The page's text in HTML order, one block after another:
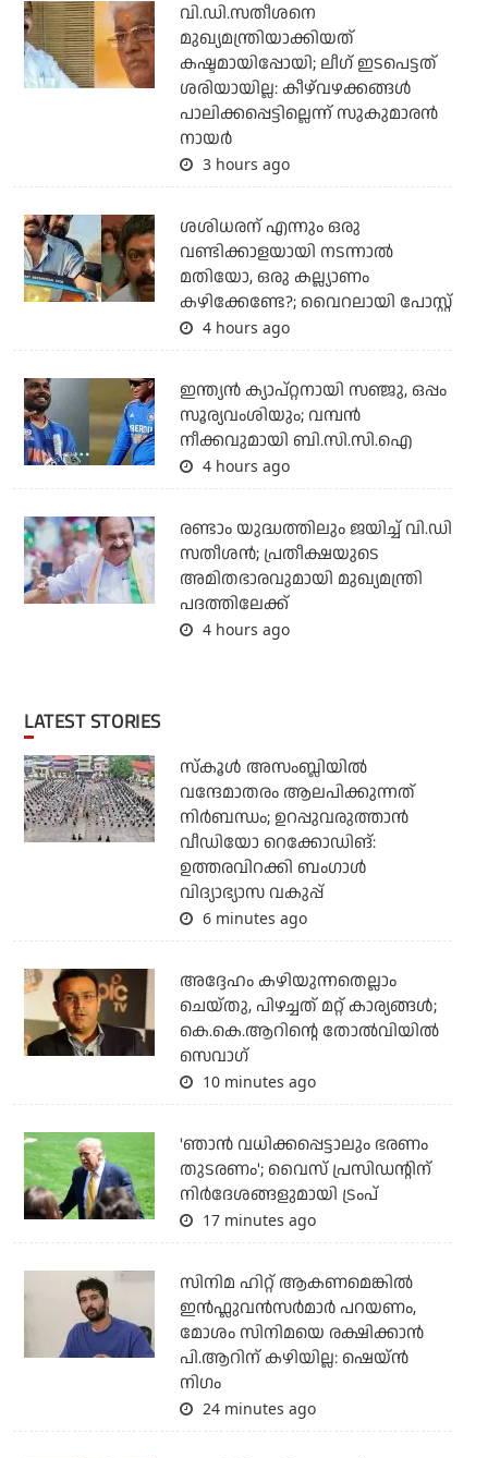
വി.ഡി.സതീശനെ
മുഖ്യമന്ത്രിയാക്കിയത്
കഷ്ടമായിപ്പോയി; ലീഗ് ഇടപെട്ടത്
ശരിയായില്ല: കീഴ്‌വഴക്കങ്ങള്‍
പാലിക്കപ്പെട്ടില്ലെന്ന് സുകുമാരന്‍
നായര്‍
3 hours ago
ശശിധരന് എന്നും ഒരു
വണ്ടിക്കാളയായി നടന്നാല്‍
മതിയോ, ഒരു കല്ല്യാണം
കഴിക്കേണ്ടേ?; വൈറലായി പോസ്റ്റ്
4 hours ago
ഇന്ത്യൻ ക്യാപ്റ്റനായി സഞ്ജു, ഒപ്പം
സൂര്യവംശിയും; വമ്പന്‍
നീക്കവുമായി ബി.സി.സി.ഐ
4 hours ago
രണ്ടാം യുദ്ധത്തിലും ജയിച്ച് വി.ഡി
സതീശന്‍; പ്രതീക്ഷയുടെ
അമിതഭാരവുമായി മുഖ്യമന്ത്രി
പദത്തിലേക്ക്
4 hours ago
LATEST STORIES
സ്‌കൂള്‍ അസംബ്ലിയില്‍
വന്ദേമാതരം ആലപിക്കുന്നത്
നിര്‍ബന്ധം; ഉറപ്പുവരുത്താന്‍
വീഡിയോ റെക്കോഡിങ്:
ഉത്തരവിറക്കി ബംഗാള്‍
വിദ്യാഭ്യാസ വകുപ്പ്
6 minutes ago
അദ്ദേഹം കഴിയുന്നതെല്ലാം
ചെയ്തു, പിഴച്ചത് മറ്റ് കാര്യങ്ങള്‍;
കെ.കെ.ആറിന്റെ തോല്‍വിയില്‍
സെവാഗ്
10 minutes ago
'ഞാന്‍ വധിക്കപ്പെട്ടാലും ഭരണം
തുടരണം'; വൈസ് പ്രസിഡന്റിന്
നിര്‍ദേശങ്ങളുമായി ട്രംപ്
17 minutes ago
സിനിമ ഹിറ്റ് ആകണമെങ്കിൽ
ഇൻഫ്ലുവൻസർമാർ പറയണം,
മോശം സിനിമയെ രക്ഷിക്കാൻ
പി.ആറിന് കഴിയില്ല: ഷെയ്ൻ
നിഗം
24 minutes ago